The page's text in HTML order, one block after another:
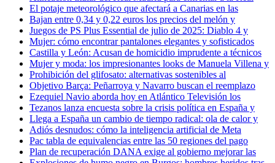
El potaje meteorológico que afectará a Canarias en las
Bajan entre 0,34 y 0,22 euros los precios del melón y
Juegos de PS Plus Essential de julio de 2025: Diablo 4 y
Mujer: cómo encontrar pantalones elegantes y sofisticados
Castilla y León: Acusan de homicidio imprudente a técnicos
Mujer y moda: los impresionantes looks de Manuela Villena y
Prohibición del glifosato: alternativas sostenibles al
Objetivo Barça: Peñarroya y Navarro buscan el reemplazo
Ezequiel Navio aborda hoy en Atlántico Televisión los
Tezanos lanza encuesta sobre la crisis política en España y
Llega a España un cambio de tiempo radical: ola de calor y
Adiós desnudos: cómo la inteligencia artificial de Meta
Pac tabla de equivalencias entre las 50 regiones del pago
Plan de recuperación DANA exige al gobierno mejorar las